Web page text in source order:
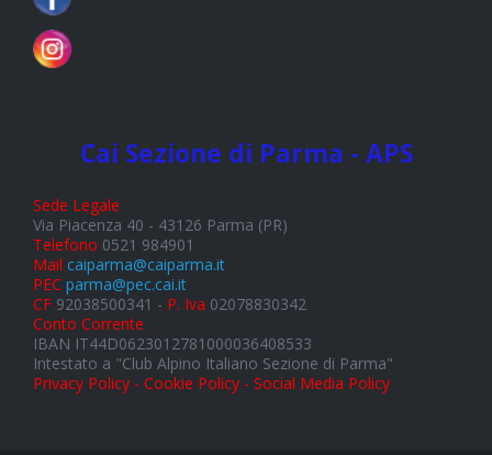
Cai Sezione di Parma - APS
Sede Legale
Via Piacenza 40 - 43126 Parma (PR)
Telefono 0521 984901
Mail caiparma@caiparma.it
PEC parma@pec.cai.it
CF 92038500341 - P. Iva 02078830342
Conto Corrente
IBAN IT44D0623012781000036408533
Intestato a "Club Alpino Italiano Sezione di Parma"
Privacy Policy - Cookie Policy - Social Media Policy